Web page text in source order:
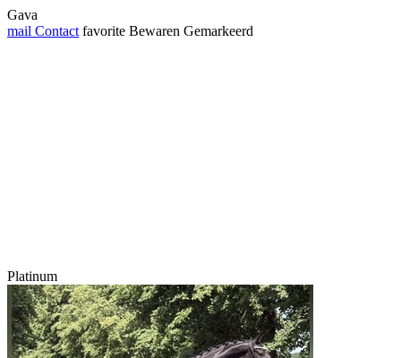
Gava
mail Contact favorite Bewaren Gemarkeerd
Platinum